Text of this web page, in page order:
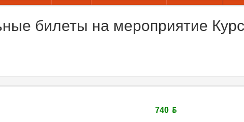
билеты на мероприятие
740 ƃ